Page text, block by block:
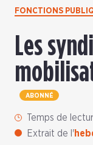
FONCTIONS
Les
ABONNÉ
Temps de
Extrait de l'